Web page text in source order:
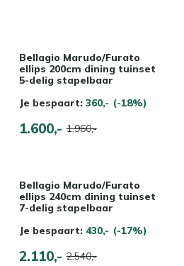
Bellagio Marudo/Furato
ellips 200cm dining tuinset
5-delig stapelbaar
Je bespaart: 360,- (-18%)
1.600,- 1.960,-
Bellagio Marudo/Furato
ellips 240cm dining tuinset
7-delig stapelbaar
Je bespaart: 430,- (-17%)
2.110,- 2.540,-